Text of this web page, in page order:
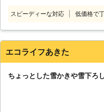
スピーディーな対応 低価格で
エコライフあきた
ちょっとした雪かきや雪下ろ